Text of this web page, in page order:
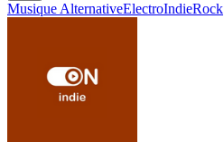
Musique AlternativeElectroIndieRock